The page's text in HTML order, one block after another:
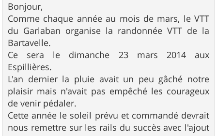
s
s
a
g
e
Bonjour,
Comme chaque année au mois de mars, le VTT
du Garlaban organise la randonnée VTT de la
Bartavelle.
Ce sera le dimanche 23 mars 2014 aux
Espillières.
L'an dernier la pluie avait un peu gâché notre
plaisir mais n'avait pas empêché les courageux
de venir pédaler.
Cette année le soleil prévu et commandé devrait
nous remettre sur les rails du succès avec l'ajout